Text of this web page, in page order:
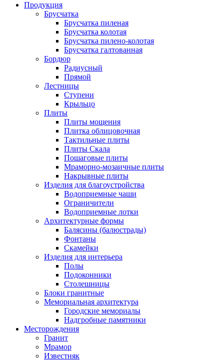
Продукция
Брусчатка
Брусчатка пиленая
Брусчатка колотая
Брусчатка пилено-колотая
Брусчатка галтованная
Бордюр
Радиусный
Прямой
Лестницы
Ступени
Крыльцо
Плиты
Плиты мощения
Плитка облицовочная
Тактильные плиты
Плиты Скала
Пошаговые плиты
Мраморно-мозаичные плиты
Накрывные плиты
Изделия для благоустройства
Водоприемные чаши
Ограничители
Водоприемные лотки
Архитектурные формы
Балясины (балюстрады)
Фонтаны
Скамейки
Изделия для интерьера
Полы
Подоконники
Столешницы
Блоки гранитные
Мемориальная архитектура
Городские мемориалы
Надгробные памятники
Месторождения
Гранит
Мрамор
Известняк